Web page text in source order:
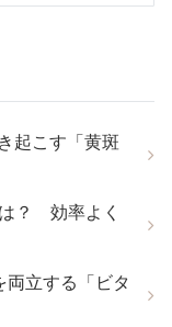
起こす「黄斑
？ 効率よく
立する「ビタ